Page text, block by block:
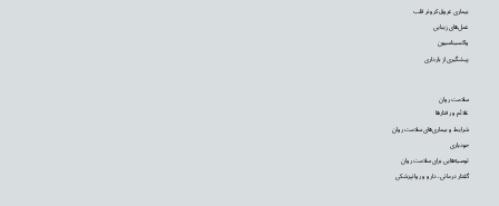
سلامت روان
علائم و رفتارها
شرایط و بیماری‌های سلامت روان
خودیاری
توصیه‌‌هایی برای سلامت روان
گفتار درمانی، دارو و روانپزشکی
بیماری عروق کرونر قلب
عمل‌های زیبایی
واکسیناسیون
پیشگیری از بارداری